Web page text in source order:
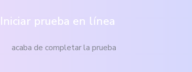
Iniciar prueba en línea
acaba de completar la prueba